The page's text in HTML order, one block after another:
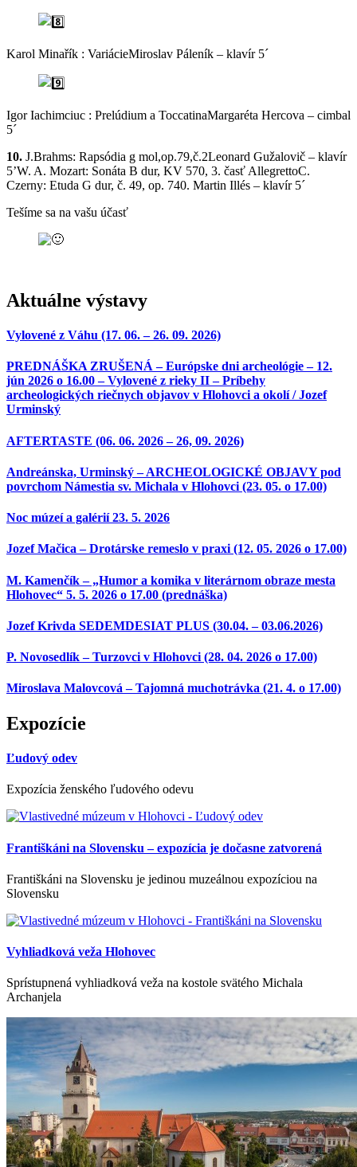
Karol Minařík : VariácieMiroslav Páleník – klavír 5´
Igor Iachimciuc : Prelúdium a ToccatinaMargaréta Hercova – cimbal
5´
10. J.Brahms: Rapsódia g mol,op.79,č.2Leonard Gužalovič – klavír
5’W. A. Mozart: Sonáta B dur, KV 570, 3. časť AllegrettoC.
Czerny: Etuda G dur, č. 49, op. 740. Martin Illés – klavír 5´
Tešíme sa na vašu účasť
Aktuálne výstavy
Vylovené z Váhu (17. 06. – 26. 09. 2026)
PREDNÁŠKA ZRUŠENÁ – Európske dni archeológie – 12.
jún 2026 o 16.00 – Vylovené z rieky II – Príbehy
archeologických riečnych objavov v Hlohovci a okolí / Jozef
Urminský
AFTERTASTE (06. 06. 2026 – 26, 09. 2026)
Andreánska, Urminský – ARCHEOLOGICKÉ OBJAVY pod
povrchom Námestia sv. Michala v Hlohovci (23. 05. o 17.00)
Noc múzeí a galérií 23. 5. 2026
Jozef Mačica – Drotárske remeslo v praxi (12. 05. 2026 o 17.00)
M. Kamenčík – „Humor a komika v literárnom obraze mesta
Hlohovec“ 5. 5. 2026 o 17.00 (prednáška)
Jozef Krivda SEDEMDESIAT PLUS (30.04. – 03.06.2026)
P. Novosedlík – Turzovci v Hlohovci (28. 04. 2026 o 17.00)
Miroslava Malovcová – Tajomná muchotrávka (21. 4. o 17.00)
Expozície
Ľudový odev
Expozícia ženského ľudového odevu
Františkáni na Slovensku – expozícia je dočasne zatvorená
Františkáni na Slovensku je jedinou muzeálnou expozíciou na
Slovensku
Vyhliadková veža Hlohovec
Sprístupnená vyhliadková veža na kostole svätého Michala
Archanjela